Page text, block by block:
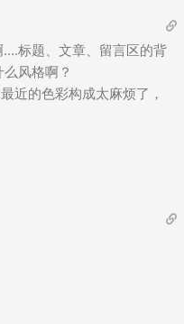
标题、文章、留言区的背
风格啊？
近的色彩构成太麻烦了，